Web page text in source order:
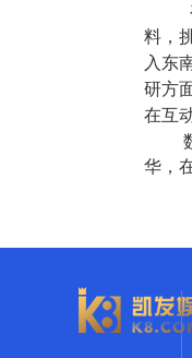
料，
入东
研方
在互
华，